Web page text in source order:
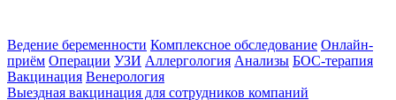
Ведение беременности Комплексное обследование Онлайн-
приём Операции УЗИ Аллергология Анализы БОС-терапия
Вакцинация Венерология
Выездная вакцинация для сотрудников компаний